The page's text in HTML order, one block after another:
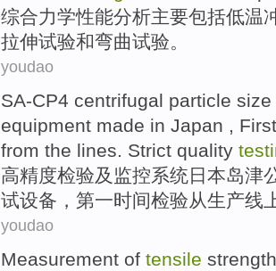
综合力学性能分析主要包括低温
拉伸试验和弯曲试验。
youdao
SA-CP4 centrifugal particle size
equipment made in Japan , First
from the lines. Strict quality
高精度检验及 监控系统日本岛津
试设备 ， 第一时间检验从生产线
youdao
Measurement of tensile strength